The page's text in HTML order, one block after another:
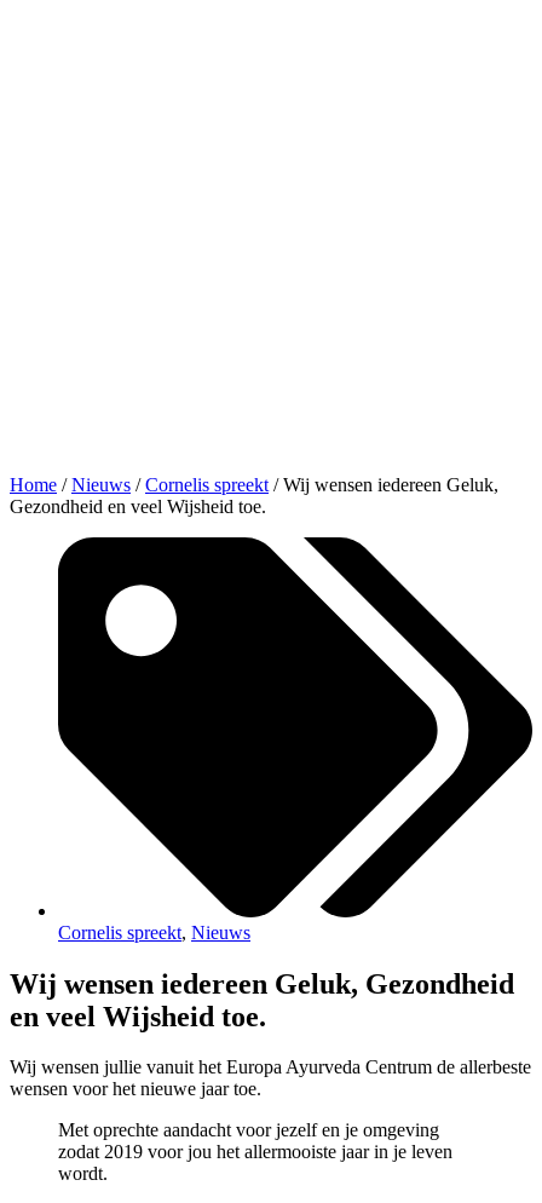
Home /Nieuws /Cornelis spreekt /Wij wensen iedereen Geluk,
Gezondheid en veel Wijsheid toe.
Cornelis spreekt, Nieuws
Wij wensen iedereen Geluk, Gezondheid
en veel Wijsheid toe.
Wij wensen jullie vanuit het Europa Ayurveda Centrum de allerbeste
wensen voor het nieuwe jaar toe.
Met oprechte aandacht voor jezelf en je omgeving
zodat 2019 voor jou het allermooiste jaar in je leven
wordt.